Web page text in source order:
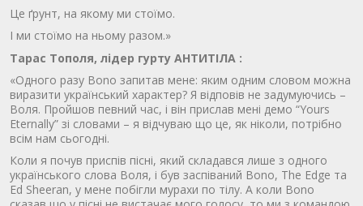
Це ґрунт, на якому ми стоїмо.
І ми стоїмо на ньому разом.»
Тарас Тополя, лідер гурту АНТИТІЛА :
«Одного разу Bono запитав мене: яким одним словом можна
виразити український характер? Я відповів не задумуючись –
Воля. Пройшов певний час, і він прислав мені демо “Yours
Eternally” зі словами – я відчуваю що це, як ніколи, потрібно
всім нам сьогодні.
Коли я почув приспів пісні, який складався лише з одного
українського слова Воля, і був заспіваний Bono, The Edge та
Ed Sheeran, у мене побігли мурахи по тілу. А коли Bono